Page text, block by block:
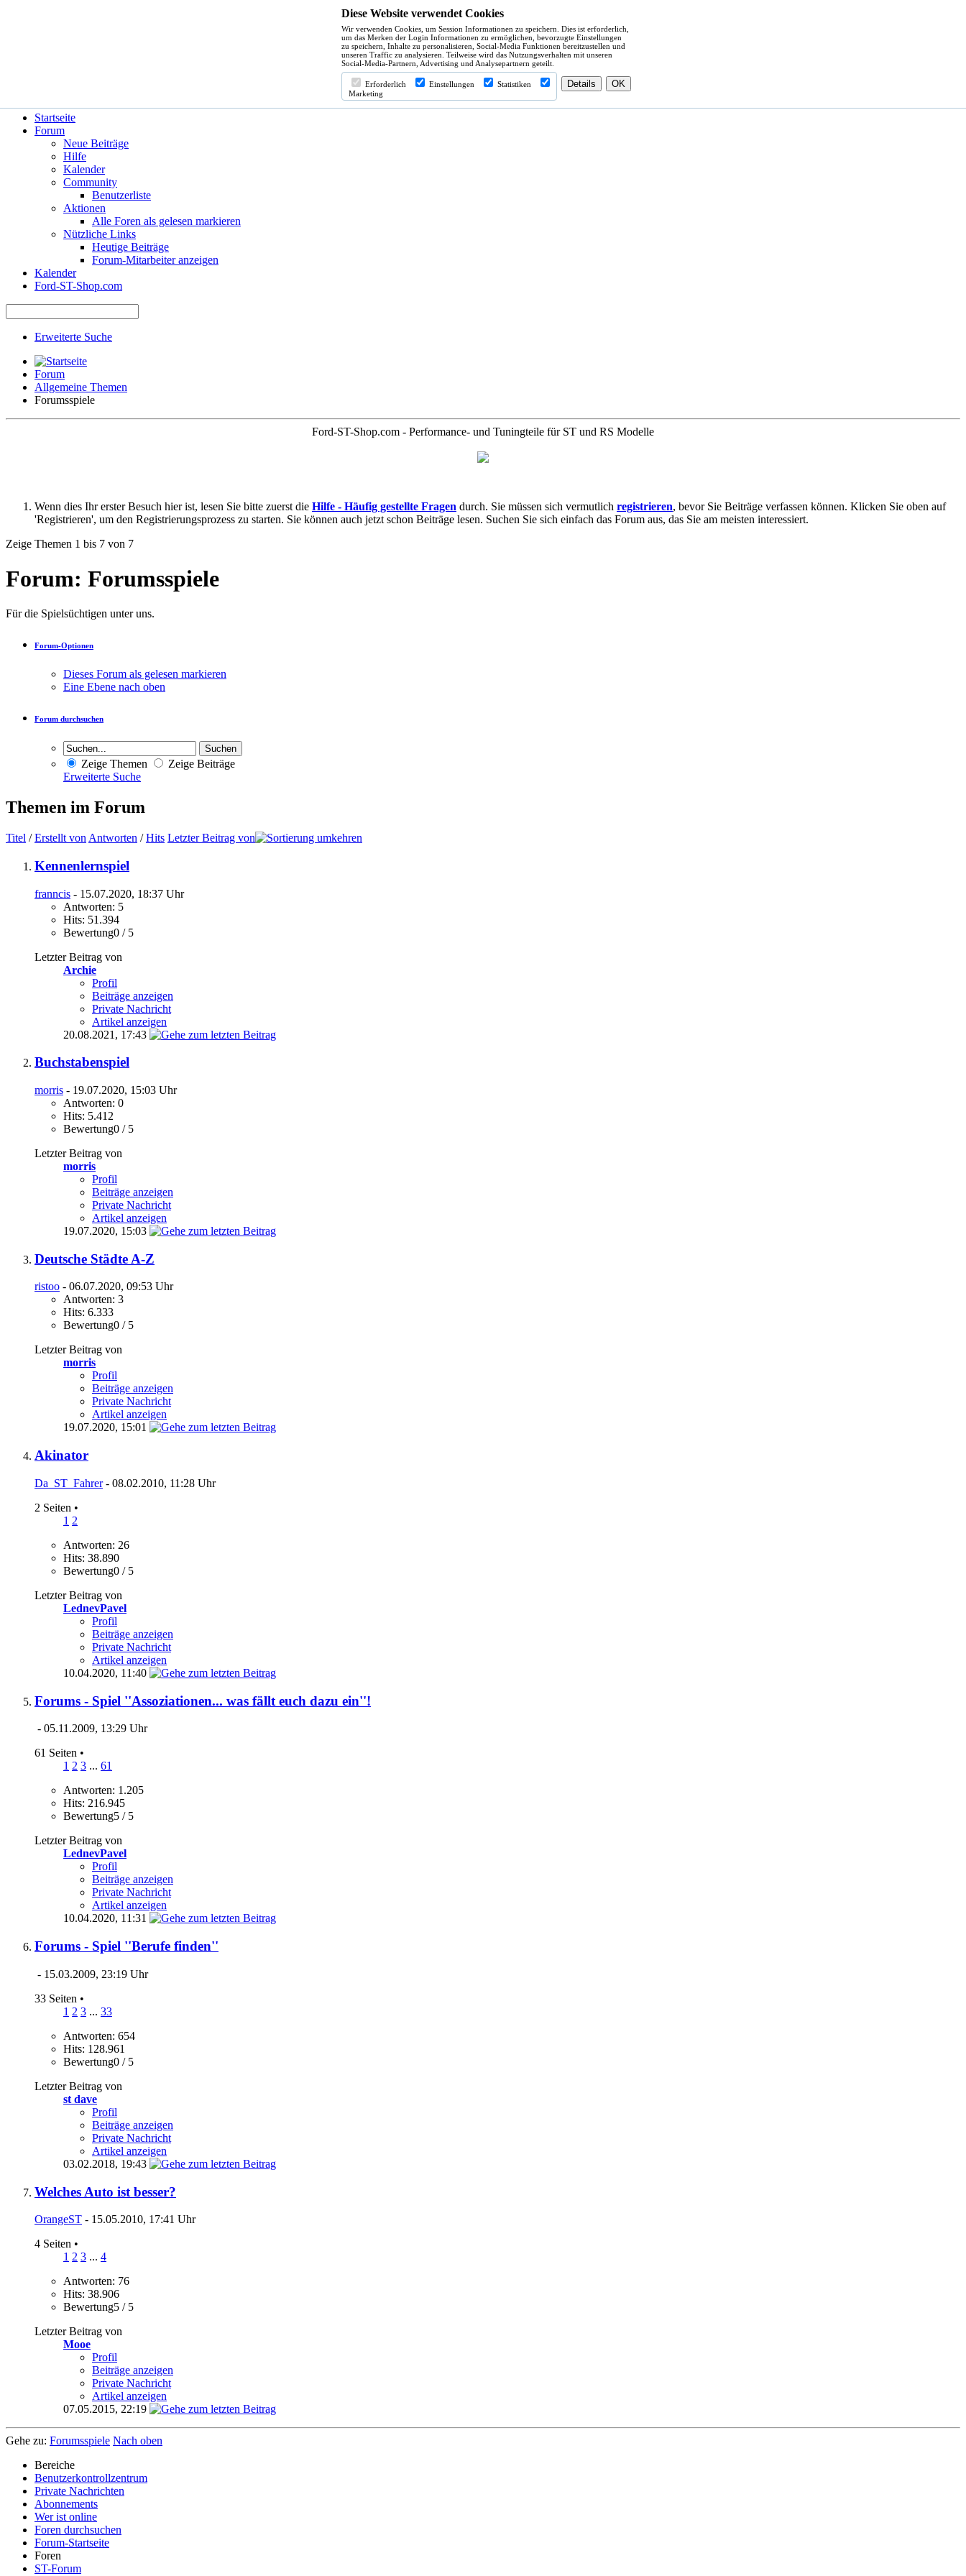
Startseite
Forum
Neue Beiträge
Hilfe
Kalender
Community
Benutzerliste
Aktionen
Alle Foren als gelesen markieren
Nützliche Links
Heutige Beiträge
Forum-Mitarbeiter anzeigen
Kalender
Ford-ST-Shop.com
Erweiterte Suche
Forum
Allgemeine Themen
Forumsspiele
Ford-ST-Shop.com - Performance- und Tuningteile für ST und RS Modelle
Wenn dies Ihr erster Besuch hier ist, lesen Sie bitte zuerst die Hilfe - Häufig gestellte Fragen durch. Sie müssen sich vermutlich registrieren, bevor Sie Beiträge verfassen können. Klicken Sie oben auf
'Registrieren', um den Registrierungsprozess zu starten. Sie können auch jetzt schon Beiträge lesen. Suchen Sie sich einfach das Forum aus, das Sie am meisten interessiert.
Zeige Themen 1 bis 7 von 7
Forum: Forumsspiele
Für die Spielsüchtigen unter uns.
Forum-Optionen
Dieses Forum als gelesen markieren
Eine Ebene nach oben
Forum durchsuchen
Zeige Themen
Zeige Beiträge
Erweiterte Suche
Themen im Forum
Titel /Erstellt von Antworten /Hits Letzter Beitrag von
Kennenlernspiel
franncis - 15.07.2020, 18:37 Uhr
Antworten: 5
Hits: 51.394
Bewertung0 / 5
Letzter Beitrag von
Archie
Profil
Beiträge anzeigen
Private Nachricht
Artikel anzeigen
20.08.2021, 17:43
Buchstabenspiel
morris - 19.07.2020, 15:03 Uhr
Antworten: 0
Hits: 5.412
Bewertung0 / 5
Letzter Beitrag von
morris
Profil
Beiträge anzeigen
Private Nachricht
Artikel anzeigen
19.07.2020, 15:03
Deutsche Städte A-Z
ristoo - 06.07.2020, 09:53 Uhr
Antworten: 3
Hits: 6.333
Bewertung0 / 5
Letzter Beitrag von
morris
Profil
Beiträge anzeigen
Private Nachricht
Artikel anzeigen
19.07.2020, 15:01
Akinator
Da_ST_Fahrer- 08.02.2010, 11:28 Uhr
2 Seiten •
1 2
Antworten: 26
Hits: 38.890
Bewertung0 / 5
Letzter Beitrag von
LednevPavel
Profil
Beiträge anzeigen
Private Nachricht
Artikel anzeigen
10.04.2020, 11:40
Forums - Spiel ''Assoziationen... was fällt euch dazu ein''!
- 05.11.2009, 13:29 Uhr
61 Seiten •
1 2 3 ... 61
Antworten: 1.205
Hits: 216.945
Bewertung5 / 5
Letzter Beitrag von
LednevPavel
Profil
Beiträge anzeigen
Private Nachricht
Artikel anzeigen
10.04.2020, 11:31
Forums - Spiel ''Berufe finden''
- 15.03.2009, 23:19 Uhr
33 Seiten •
1 2 3 ... 33
Antworten: 654
Hits: 128.961
Bewertung0 / 5
Letzter Beitrag von
st dave
Profil
Beiträge anzeigen
Private Nachricht
Artikel anzeigen
03.02.2018, 19:43
Welches Auto ist besser?
OrangeST - 15.05.2010, 17:41 Uhr
4 Seiten •
1 2 3 ... 4
Antworten: 76
Hits: 38.906
Bewertung5 / 5
Letzter Beitrag von
Mooe
Profil
Beiträge anzeigen
Private Nachricht
Artikel anzeigen
07.05.2015, 22:19
Gehe zu: Forumsspiele Nach oben
Bereiche
Benutzerkontrollzentrum
Private Nachrichten
Abonnements
Wer ist online
Foren durchsuchen
Forum-Startseite
Foren
ST-Forum
Diese Website verwendet Cookies
Wir verwenden Cookies, um Session Informationen zu speichern. Dies ist erforderlich,
um das Merken der Login Informationen zu ermöglichen, bevorzugte Einstellungen
zu speichern, Inhalte zu personalisieren, Social-Media Funktionen bereitzustellen und
unseren Traffic zu analysieren. Teilweise wird das Nutzungsverhalten mit unseren
Social-Media-Partnern, Advertising und Analysepartnern geteilt.
Erforderlich Einstellungen
Statistiken
Marketing